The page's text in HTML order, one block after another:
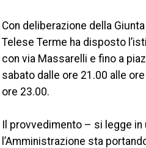
Con deliberazione della
Telese Terme ha disposto
con via Massarelli e fino a
sabato dalle ore 21.00 alle
ore 23.00.
Il provvedimento – si legge
l’Amministrazione sta